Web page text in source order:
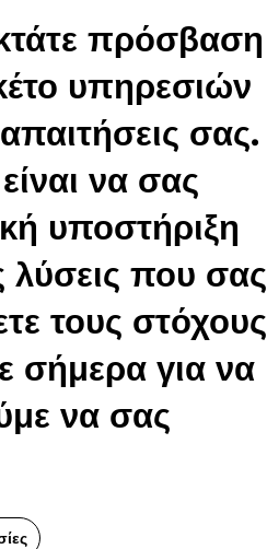
πρόσβαση
υπηρεσιών
σας.
να σας
υποστήριξη
λύσεις που σας
τους στόχους
σήμερα για να
να σας